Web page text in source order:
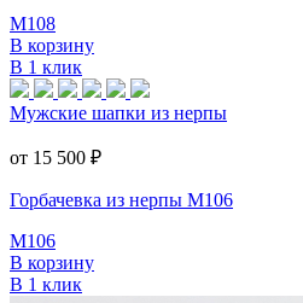
M108
В корзину
В 1 клик
Мужские шапки из нерпы
от 15 500 ₽
Горбачевка из нерпы M106
M106
В корзину
В 1 клик